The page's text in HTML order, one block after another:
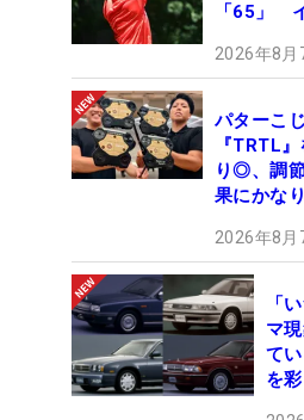
「65」
2026年8月
パターこ
『TRTL
り◎、調
果にかな
2026年8月
「
マ
て
を